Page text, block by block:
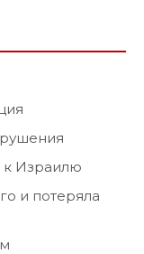
к Израилю
и потеряла